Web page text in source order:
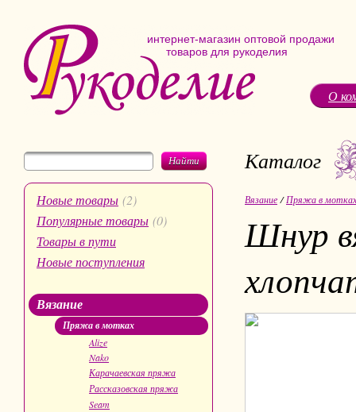
интернет-магазин оптовой продажи
товаров для рукоделия
О
Найти
Новые товары (2)
Популярные товары (0)
Товары в пути
Новые поступления
Вязание
Пряжа в мотках
Alize
Nako
Карачаевская пряжа
Рассказовская пряжа
Seam
Каталог
Вязание /Пряжа в мотках
Шнур